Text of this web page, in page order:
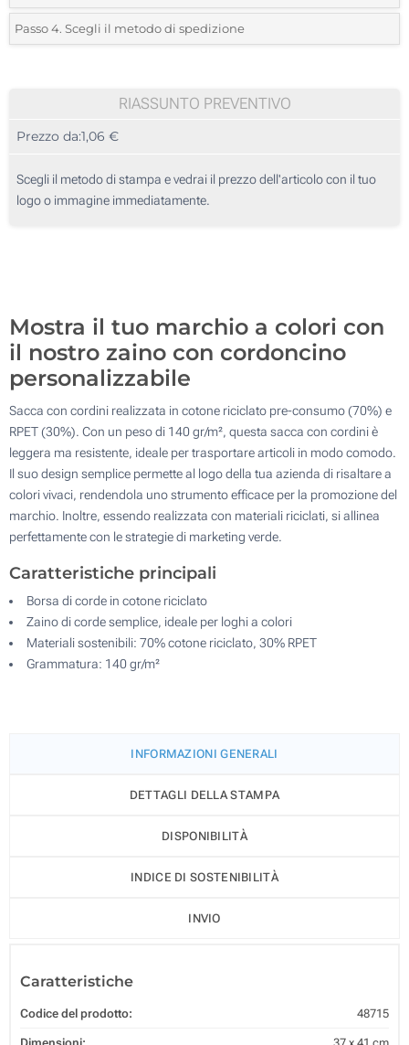
1 Colore (Su un lato)
3 Colori (Su un lato)
Transfer digitale full color (Su un lato)
*Quantità desiderata:
50
125
250
Passo 4. Scegli il metodo di spedizione
RIASSUNTO PREVENTIVO
Prezzo da:1,06 €
Scegli il metodo di stampa e vedrai il prezzo dell'articolo con il tuo
logo o immagine immediatamente.
Mostra il tuo marchio a colori con
il nostro zaino con cordoncino
personalizzabile
Sacca con cordini realizzata in cotone riciclato pre-consumo (70%) e
RPET (30%). Con un peso di 140 gr/m², questa sacca con cordini è
leggera ma resistente, ideale per trasportare articoli in modo comodo.
Il suo design semplice permette al logo della tua azienda di risaltare a
colori vivaci, rendendola uno strumento efficace per la promozione del
marchio. Inoltre, essendo realizzata con materiali riciclati, si allinea
perfettamente con le strategie di marketing verde.
Caratteristiche principali
Borsa di corde in cotone riciclato
Zaino di corde semplice, ideale per loghi a colori
Materiali sostenibili: 70% cotone riciclato, 30% RPET
Grammatura: 140 gr/m²
INFORMAZIONI GENERALI
DETTAGLI DELLA STAMPA
DISPONIBILITÀ
INDICE DI SOSTENIBILITÀ
INVIO
Caratteristiche
Codice del prodotto: 48715